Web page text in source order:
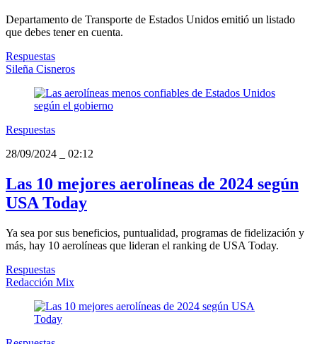
Departamento de Transporte de Estados Unidos emitió un listado
que debes tener en cuenta.
Respuestas
Sileña Cisneros
Respuestas
28/09/2024
02:12
Las 10 mejores aerolíneas de 2024 según
USA Today
Ya sea por sus beneficios, puntualidad, programas de fidelización y
más, hay 10 aerolíneas que lideran el ranking de USA Today.
Respuestas
Redacción Mix